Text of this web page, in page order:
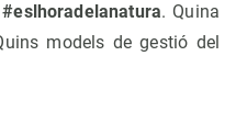
#eslhoradelanatura. Quina
models de gestió del